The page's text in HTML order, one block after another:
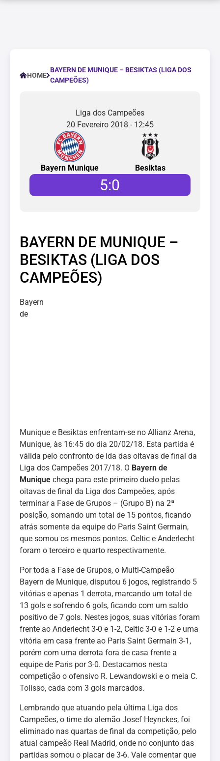
HOME
BAYERN DE MUNIQUE – BESIKTAS (LIGA DOS
CAMPEÕES)
Liga dos Campeões
20 Fevereiro 2018 - 12:45
Bayern Munique Besiktas
5:0
BAYERN DE MUNIQUE –
BESIKTAS (LIGA DOS
CAMPEÕES)
Bayern
de
Munique e Besiktas enfrentam-se no Allianz Arena,
Munique, às 16:45 do dia 20/02/18. Esta partida é
válida pelo confronto de ida das oitavas de final da
Liga dos Campeões 2017/18. O Bayern de
Munique chega para este primeiro duelo pelas
oitavas de final da Liga dos Campeões, após
terminar a Fase de Grupos – (Grupo B) na 2ª
posição, somando um total de 15 pontos, ficando
atrás somente da equipe do Paris Saint Germain,
que somou os mesmos pontos. Celtic e Anderlecht
foram o terceiro e quarto respectivamente.
Por toda a Fase de Grupos, o Multi-Campeão
Bayern de Munique, disputou 6 jogos, registrando 5
vitórias e apenas 1 derrota, marcando um total de
13 gols e sofrendo 6 gols, ficando com um saldo
positivo de 7 gols. Nestes jogos, suas vitórias foram
frente ao Anderlecht 3-0 e 1-2, Celtic 3-0 e 1-2 e uma
vitória em casa frente ao Paris Saint Germain 3-1,
porém com uma derrota fora de casa frente a
equipe de Paris por 3-0. Destacamos nesta
competição o ofensivo R. Lewandowski e o meia C.
Tolisso, cada com 3 gols marcados.
Lembrando que atuando pela última Liga dos
Campeões, o time do alemão Josef Heynckes, foi
eliminado nas quartas de final da competição, pelo
atual campeão Real Madrid, onde no conjunto das
partidas somou o placar de 3-6. Vale comentar que